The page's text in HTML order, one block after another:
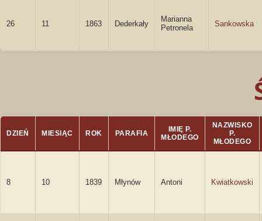
26 11 1863 Dederkały
Marianna
Petronela
Sankowska
DZIEŃ MIESIĄC ROK PARAFIA
IMIĘ P.
MŁODEGO
NAZWISKO
P.
MŁODEGO
8 10 1839 Młynów Antoni Kwiatkowski